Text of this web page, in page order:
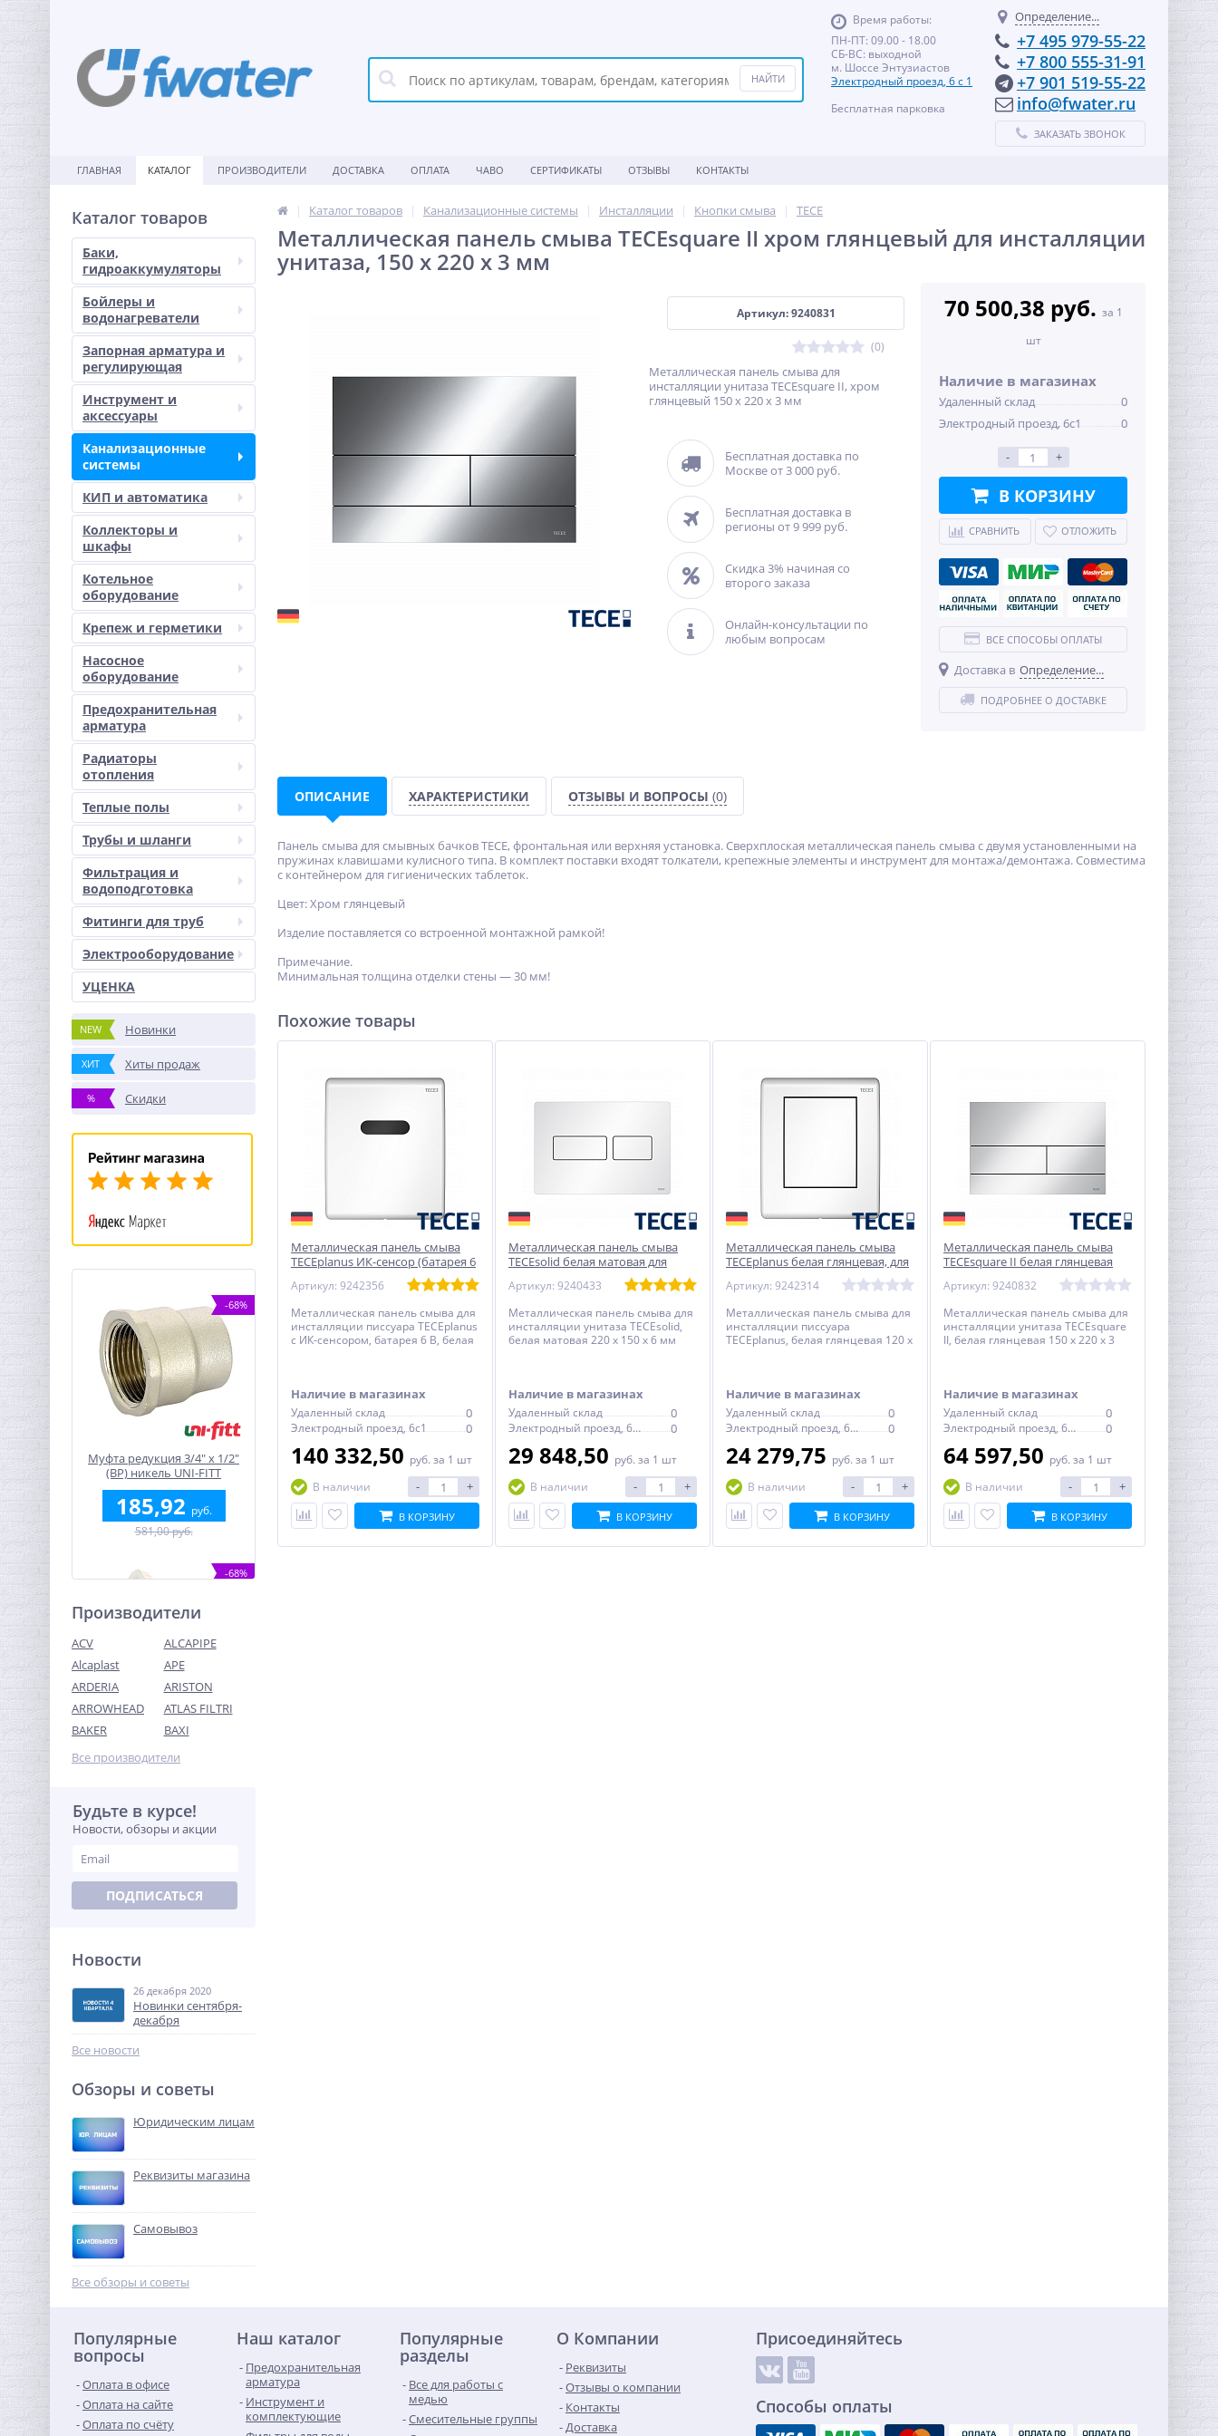
Время работы:
ПН-ПТ: 09.00 - 18.00
СБ-ВС: выходной
м. Шоссе Энтузиастов
Электродный проезд, 6 с 1
Бесплатная парковка
Определение...
+7 495 979-55-22
+7 800 555-31-91
+7 901 519-55-22
info@fwater.ru
ЗАКАЗАТЬ ЗВОНОК
ГЛАВНАЯ КАТАЛОГ ПРОИЗВОДИТЕЛИ ДОСТАВКА ОПЛАТА ЧАВО СЕРТИФИКАТЫ ОТЗЫВЫ КОНТАКТЫ
Каталог товаров
Баки,
гидроаккумуляторы
Бойлеры и
водонагреватели
Запорная арматура и
регулирующая
Инструмент и
аксессуары
Канализационные
системы
КИП и автоматика
Коллекторы и
шкафы
Котельное
оборудование
Крепеж и герметики
Насосное
оборудование
Предохранительная
арматура
Радиаторы
отопления
Теплые полы
Трубы и шланги
Фильтрация и
водоподготовка
Фитинги для труб
Электрооборудование
УЦЕНКА
NEW Новинки
ХИТ Хиты продаж
% Скидки
-68%
Муфта редукция 3/4" x 1/2"
(ВР) никель UNI-FITT
185,92 руб.
581,00 руб.
-68%
Переходник резьбовой
3/4" x 1/2" ВН никель UNI-
FITT
180,16
Ниппель резьбовой 1/2" x
1/2" (НР) никель UNI-FITT
84,16
-55%
Набор сантехнических
прокладок (410 штук) 12
размеров O-ring /
1 100,00 руб.
-68%
Производители
ACV
ALCAPIPE
Alcaplast
APE
ARDERIA
ARISTON
ARROWHEAD
ATLAS FILTRI
BAKER
BAXI
Все производители
Будьте в курсе!
Новости, обзоры и акции
ПОДПИСАТЬСЯ
Новости
26 декабря 2020
Новинки сентября-
декабря
Все новости
Обзоры и советы
Юридическим лицам
Реквизиты магазина
Самовывоз
Все обзоры и советы
Каталог товаров Канализационные системы Инсталляции Кнопки смыва TECE
Металлическая панель смыва TECEsquare II хром глянцевый для инсталляции
унитаза, 150 x 220 x 3 мм
Артикул: 9240831
(0)
Металлическая панель смыва для
инсталляции унитаза TECEsquare II, хром
глянцевый 150 x 220 x 3 мм
Бесплатная доставка по
Москве от 3 000 руб.
Бесплатная доставка в
регионы от 9 999 руб.
Скидка 3% начиная со
второго заказа
Онлайн-консультации по
любым вопросам
70 500,38 руб. за 1
шт
Наличие в магазинах
Удаленный склад
0
Электродный проезд, 6с1
0
- +
В КОРЗИНУ
СРАВНИТЬ ОТЛОЖИТЬ
ВСЕ СПОСОБЫ ОПЛАТЫ
Доставка в Определение...
ПОДРОБНЕЕ О ДОСТАВКЕ
ОПИСАНИЕ ХАРАКТЕРИСТИКИ ОТЗЫВЫ И ВОПРОСЫ (0)
Панель смыва для смывных бачков TECE, фронтальная или верхняя установка. Сверхплоская металлическая панель смыва с двумя установленными на
пружинах клавишами кулисного типа. В комплект поставки входят толкатели, крепежные элементы и инструмент для монтажа/демонтажа. Совместима
с контейнером для гигиенических таблеток.
Цвет: Хром глянцевый
Изделие поставляется со встроенной монтажной рамкой!
Примечание.
Минимальная толщина отделки стены — 30 мм!
Похожие товары
Металлическая панель смыва
TECEplanus ИК-сенсор (батарея 6
V) белая глянцевая, 120 x 100 x 12
мм
Артикул: 9242356
Металлическая панель смыва для
инсталляции писсуара TECEplanus
с ИК-сенсором, батарея 6 В, белая
Наличие в магазинах
Удаленный склад 0
Электродный проезд, 6с1 0
140 332,50 руб. за 1 шт
В наличии
- +
В КОРЗИНУ
Металлическая панель смыва
TECEsolid белая матовая для
инсталляции унитаза 220 x 150 x
6 мм
Артикул: 9240433
Металлическая панель смыва для
инсталляции унитаза TECEsolid,
белая матовая 220 x 150 x 6 мм
Наличие в магазинах
Удаленный склад 0
Электродный проезд, 6с1 0
29 848,50 руб. за 1 шт
В наличии
- +
В КОРЗИНУ
Металлическая панель смыва
TECEplanus белая глянцевая, для
инсталляции писсуара, 120 x 100
x 12 мм
Артикул: 9242314
Металлическая панель смыва для
инсталляции писсуара
TECEplanus, белая глянцевая 120 x
Наличие в магазинах
Удаленный склад 0
Электродный проезд, 6с1 0
24 279,75 руб. за 1 шт
В наличии
- +
В КОРЗИНУ
Металлическая панель смыва
TECEsquare II белая глянцевая
для инсталляции унитаза, 150 x
220 x 3 мм
Артикул: 9240832
Металлическая панель смыва для
инсталляции унитаза TECEsquare
II, белая глянцевая 150 x 220 x 3
Наличие в магазинах
Удаленный склад 0
Электродный проезд, 6с1 0
64 597,50 руб. за 1 шт
В наличии
- +
В КОРЗИНУ
Популярные
вопросы
Оплата в офисе
Оплата на сайте
Оплата по счёту
Наш каталог
Предохранительная
арматура
Инструмент и
комплектующие
Популярные
разделы
Все для работы с
медью
Смесительные группы
О Компании
Реквизиты
Отзывы о компании
Контакты
Доставка
Присоединяйтесь
Способы оплаты